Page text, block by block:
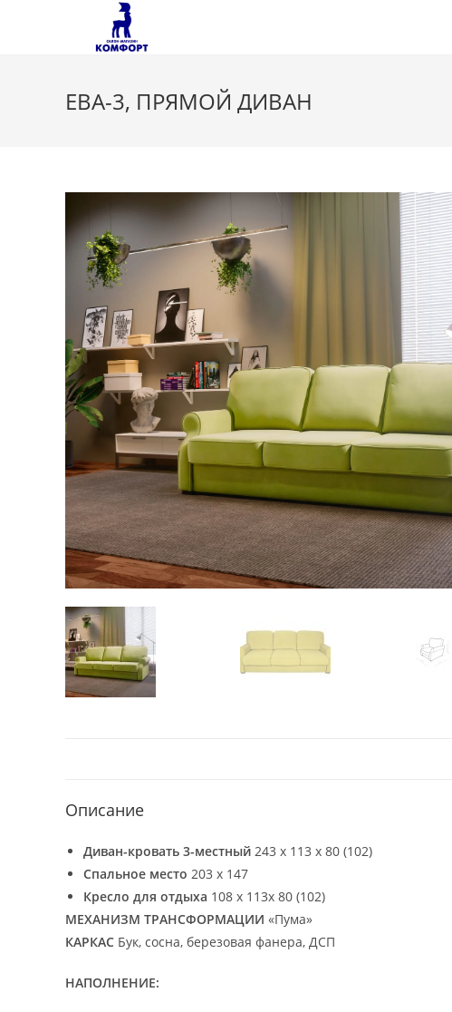
ЕВА-3, ПРЯМОЙ ДИВАН
Описание
Диван-кровать 3-местный 243 х 113 х 80 (102)
Спальное место 203 х 147
Кресло для отдыха 108 х 113х 80 (102)
МЕХАНИЗМ ТРАНСФОРМАЦИИ «Пума»
КАРКАС Бук, сосна, березовая фанера, ДСП
НАПОЛНЕНИЕ: